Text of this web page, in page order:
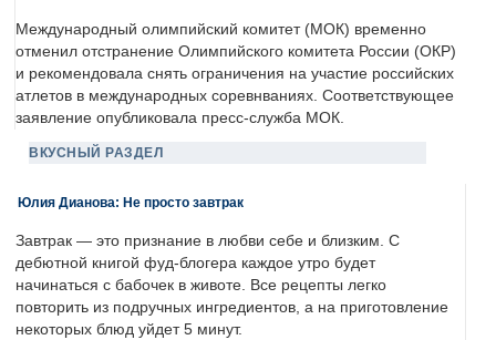
Международный олимпийский комитет (МОК) временно
отменил отстранение Олимпийского комитета России (ОКР)
и рекомендовала снять ограничения на участие российских
атлетов в международных соревнваниях. Соответствующее
заявление опубликовала пресс-служба МОК.
ВКУСНЫЙ РАЗДЕЛ
Юлия Дианова: Не просто завтрак
Завтрак — это признание в любви себе и близким. С
дебютной книгой фуд-блогера каждое утро будет
начинаться с бабочек в животе. Все рецепты легко
повторить из подручных ингредиентов, а на приготовление
некоторых блюд уйдет 5 минут.